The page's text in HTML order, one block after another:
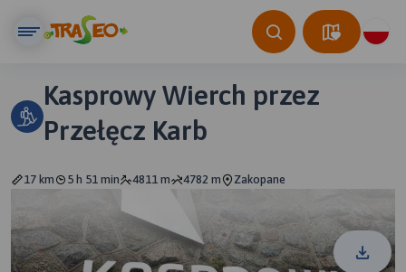
Kasprowy Wierch przez
Przełęcz Karb
17 km 5 h 51 min 4811 m 4782 m Zakopane